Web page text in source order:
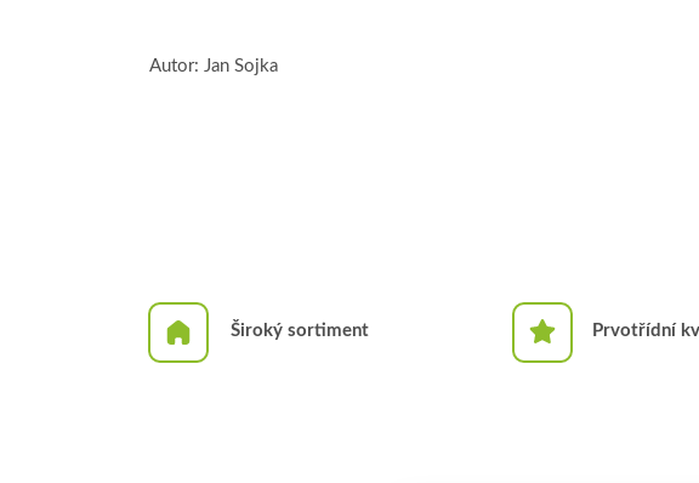
Autor: Jan Sojka
Široký sortiment Prvotřídní